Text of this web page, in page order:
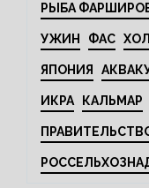
РЫБА
УЖИН ФАС
ЯПОНИЯ
ИКРА КАЛЬМАР